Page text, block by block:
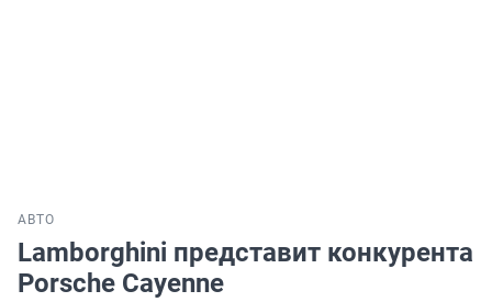
АВТО
Lamborghini представит конкурента
Porsche Cayenne